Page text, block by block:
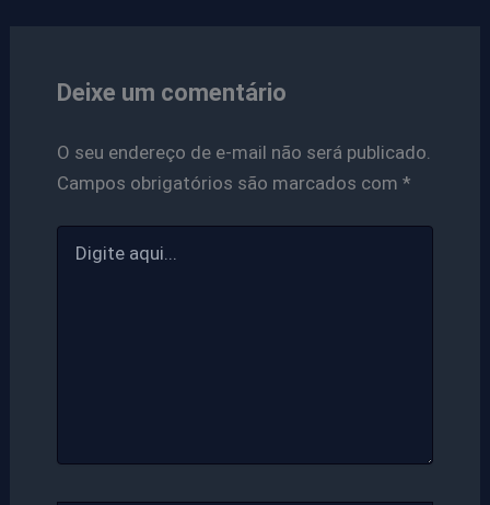
Deixe um comentário
O seu endereço de e-mail não será publicado.
Campos obrigatórios são marcados com *
aqui...